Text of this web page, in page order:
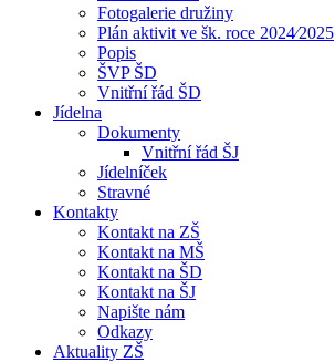
Fotogalerie družiny
Plán aktivit ve šk. roce 2024⁄2025
Popis
ŠVP ŠD
Vnitřní řád ŠD
Jídelna
Dokumenty
Vnitřní řád ŠJ
Jídelníček
Stravné
Kontakty
Kontakt na ZŠ
Kontakt na MŠ
Kontakt na ŠD
Kontakt na ŠJ
Napište nám
Odkazy
Aktuality ZŠ